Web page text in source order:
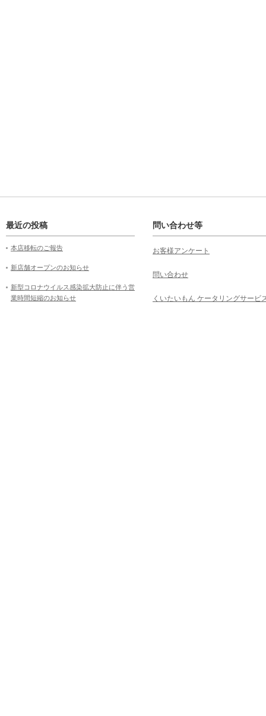
最近の投稿
本店移転のご報告
新店舗オープンのお知らせ
新型コロナウイルス感染拡大防止に伴う営
業時間短縮のお知らせ
問い合わせ等
お客様アンケート
問い合わせ
くいたいもん ケータリングサービ